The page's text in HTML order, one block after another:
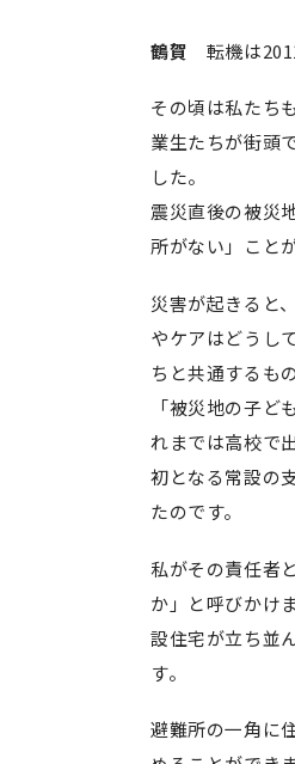
鶴賀 転機は
その頃は私たち
業生たちが街頭
した。
震災直後の被災
所がない」こと
災害が起きると
やケアはどうし
ちと共通するも
「被災地の子
れまでは高校で
初となる常設の
たのです。
私がその責任者
か」と呼びかけ
設住宅が立ち並
す。
避難所の一角に